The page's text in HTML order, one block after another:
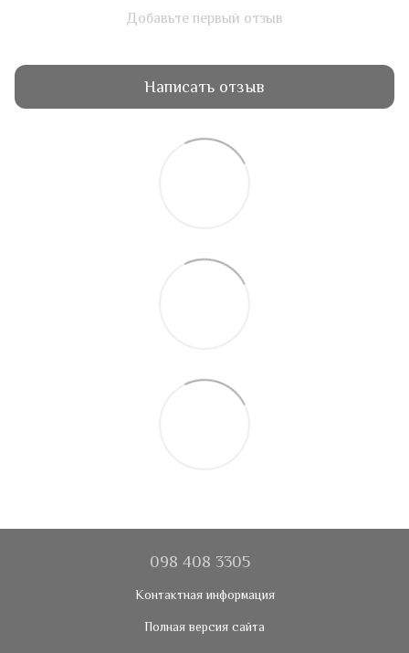
Добавьте первый отзыв
Написать отзыв
098 408 3305
Контактная информация
Полная версия сайта